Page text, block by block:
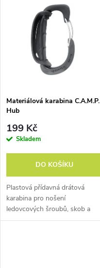
Materiálová karabina C.A.M.P.
Hub
199 Kč
Skladem
DO KOŠÍKU
Plastová přídavná drátová
karabina pro nošení
ledovcových šroubů, skob a
nářadí na úvazku.